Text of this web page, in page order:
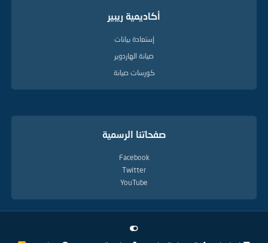
أكاديمية ريبير
إستعادة بيانات
صيانة الهاردوير
كورسات صيانة
صفحاتنا الرسمية
Facebook
Twitter
YouTube